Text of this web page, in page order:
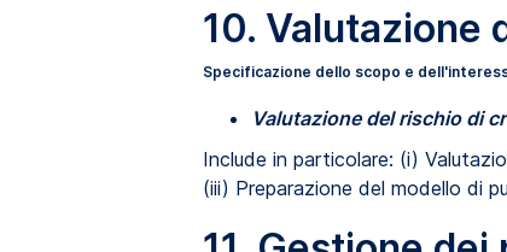
10. Valutazione
Specificazione dello scopo e
Valutazione del rischio di
Include in particolare: (i)
(iii) Preparazione del modello di